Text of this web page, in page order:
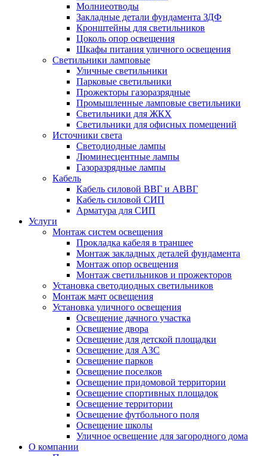
Молниеотводы
Закладные детали фундамента ЗДФ
Кронштейны для светильников
Цоколь опор освещения
Шкафы питания уличного освещения
Светильники ламповые
Уличные светильники
Парковые светильники
Прожекторы газоразрядные
Промышленные ламповые светильники
Светильники для ЖКХ
Светильники для офисных помещений
Источники света
Светодиодные лампы
Люминесцентные лампы
Газоразрядные лампы
Кабель
Кабель силовой ВВГ и АВВГ
Кабель силовой СИП
Арматура для СИП
Услуги
Монтаж систем освещения
Прокладка кабеля в траншее
Монтаж закладных деталей фундамента
Монтаж опор освещения
Монтаж светильников и прожекторов
Установка светодиодных светильников
Монтаж мачт освещения
Установка уличного освещения
Освещение дачного участка
Освещение двора
Освещение для детской площадки
Освещение для АЗС
Освещение парков
Освещение поселков
Освещение придомовой территории
Освещение спортивных площадок
Освещение территории
Освещение футбольного поля
Освещение школы
Уличное освещение для загородного дома
О компании